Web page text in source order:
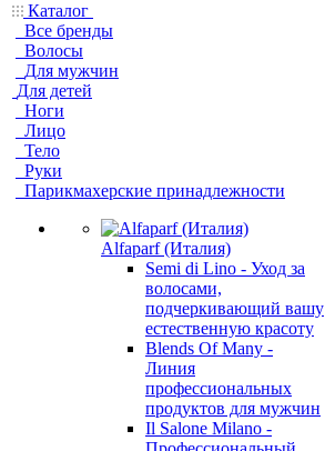
Каталог
Все бренды
Волосы
Для мужчин
Для детей
Ноги
Лицо
Тело
Руки
Парикмахерские принадлежности
Alfaparf (Италия)
Semi di Lino - Уход за
волосами,
подчеркивающий вашу
естественную красоту
Blends Of Many -
Линия
профессиональных
продуктов для мужчин
Il Salone Milano -